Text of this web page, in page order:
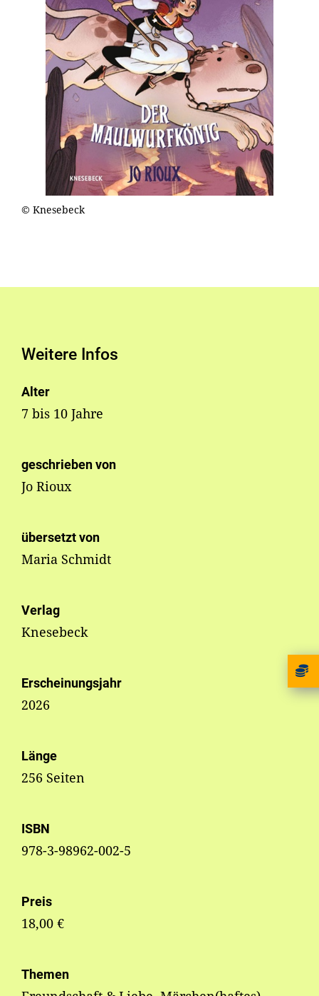
© Knesebeck
Weitere Infos
Alter
7 bis 10 Jahre
geschrieben von
Jo Rioux
übersetzt von
Maria Schmidt
Verlag
Knesebeck
Erscheinungsjahr
2026
Länge
256 Seiten
ISBN
978-3-98962-002-5
Preis
18,00 €
Themen